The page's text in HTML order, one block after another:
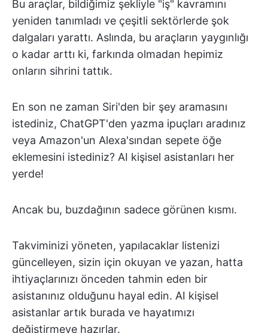
Bu araçlar, bildiğimiz şekliyle "iş" kavramını
yeniden tanımladı ve çeşitli sektörlerde şok
dalgaları yarattı. Aslında, bu araçların yaygınlığı
o kadar arttı ki, farkında olmadan hepimiz
onların sihrini tattık.
En son ne zaman Siri'den bir şey aramasını
istediniz, ChatGPT'den yazma ipuçları aradınız
veya Amazon'un Alexa'sından sepete öğe
eklemesini istediniz? AI kişisel asistanları her
yerde!
Ancak bu, buzdağının sadece görünen kısmı.
Takviminizi yöneten, yapılacaklar listenizi
güncelleyen, sizin için okuyan ve yazan, hatta
ihtiyaçlarınızı önceden tahmin eden bir
asistanınız olduğunu hayal edin. AI kişisel
asistanlar artık burada ve hayatımızı
değiştirmeye hazırlar.